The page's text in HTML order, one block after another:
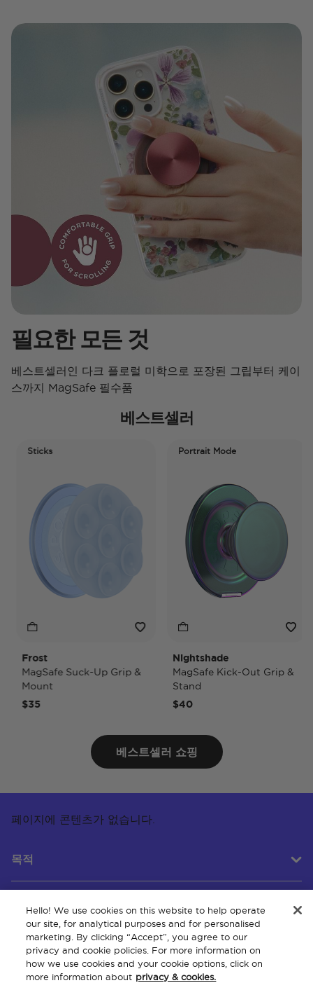
필요한 모든 것
베스트셀러인 다크 플로럴 미학으로 포장된 그립부터 케이
스까지 MagSafe 필수품
베스트셀러
Sticks
Frost
MagSafe Suck-Up Grip &
Mount
$35
Portrait Mode
Nightshade
MagSafe Kick-Out Grip &
Stand
$40
베스트셀러 쇼핑
페이지에 콘텐츠가 없습니다.
목적
고객 서비스
회사 소개
Hello! We use cookies on this website to help operate
our site, for analytical purposes and for personalised
marketing. By clicking “Accept”, you agree to our
privacy and cookie policies. For more information on
how we use cookies and your cookie options, click on
more information about privacy & cookies.